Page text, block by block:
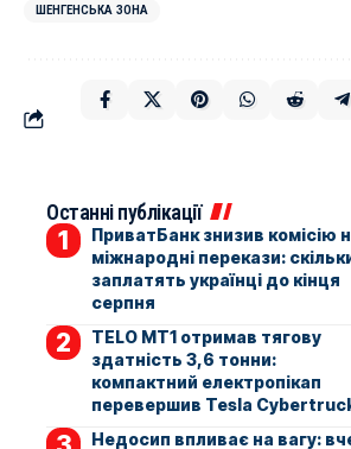
ШЕНГЕНСЬКА ЗОНА
Останні публікації
ПриватБанк знизив комісію
міжнародні перекази:
заплатять українці до кінця
серпня
TELO MT1 отримав тягову
здатність 3,6 тонни:
компактний електропікап
перевершив Tesla
Недосип впливає на вагу: